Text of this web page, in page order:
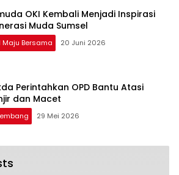
OKI Kembali Menjadi Inspirasi
Muda Sumsel
Maju Bersama 20 Juni 2026
Perintahkan OPD Bantu Atasi
dan Macet
29 Mei 2026